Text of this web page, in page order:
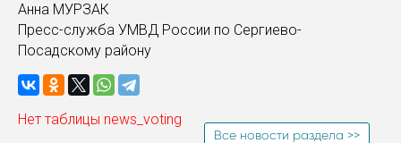
Анна МУРЗАК
Пресс-служба УМВД России по Сергиево-
Посадскому району
Нет таблицы news_voting
Все новости раздела >>